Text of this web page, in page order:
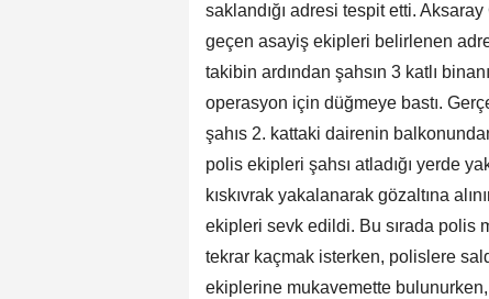
saklandığı adresi tespit etti.
geçen asayiş ekipleri belirlenen
takibin ardından şahsın 3 katlı
operasyon için düğmeye bastı.
şahıs 2. kattaki dairenin
polis ekipleri şahsı atladığı yerde
kıskıvrak yakalanarak gözaltına
ekipleri sevk edildi. Bu sırada polis
tekrar kaçmak isterken, polislere
ekiplerine mukavemette